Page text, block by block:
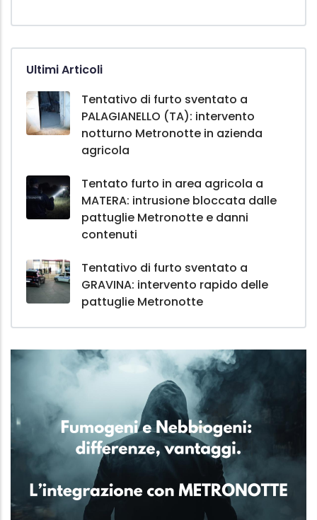
Ultimi Articoli
Tentativo di furto sventato a
PALAGIANELLO (TA): intervento
notturno Metronotte in azienda
agricola
Tentato furto in area agricola a
MATERA: intrusione bloccata dalle
pattuglie Metronotte e danni
contenuti
Tentativo di furto sventato a
GRAVINA: intervento rapido delle
pattuglie Metronotte